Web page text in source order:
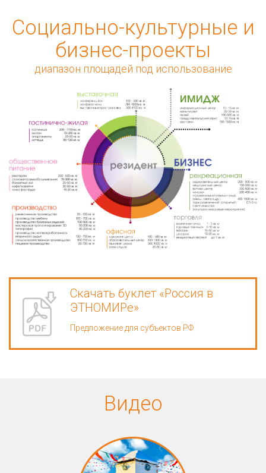
Социально-культурные и
бизнес-проекты
диапазон площадей под использование
Скачать буклет «Россия в
ЭТНОМИРе»
Предложение для субъектов РФ
Видео